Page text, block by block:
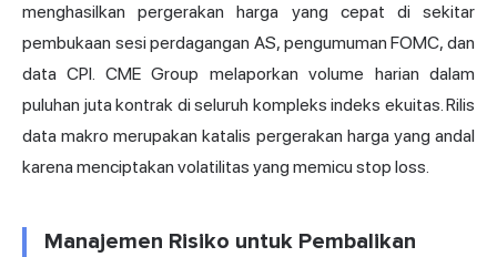
menghasilkan pergerakan harga yang cepat di sekitar
pembukaan sesi perdagangan AS, pengumuman FOMC, dan
data CPI. CME Group melaporkan volume harian dalam
puluhan juta kontrak di seluruh kompleks indeks ekuitas. Rilis
data makro merupakan katalis pergerakan harga yang andal
karena menciptakan volatilitas yang memicu stop loss.
Manajemen Risiko untuk Pembalikan